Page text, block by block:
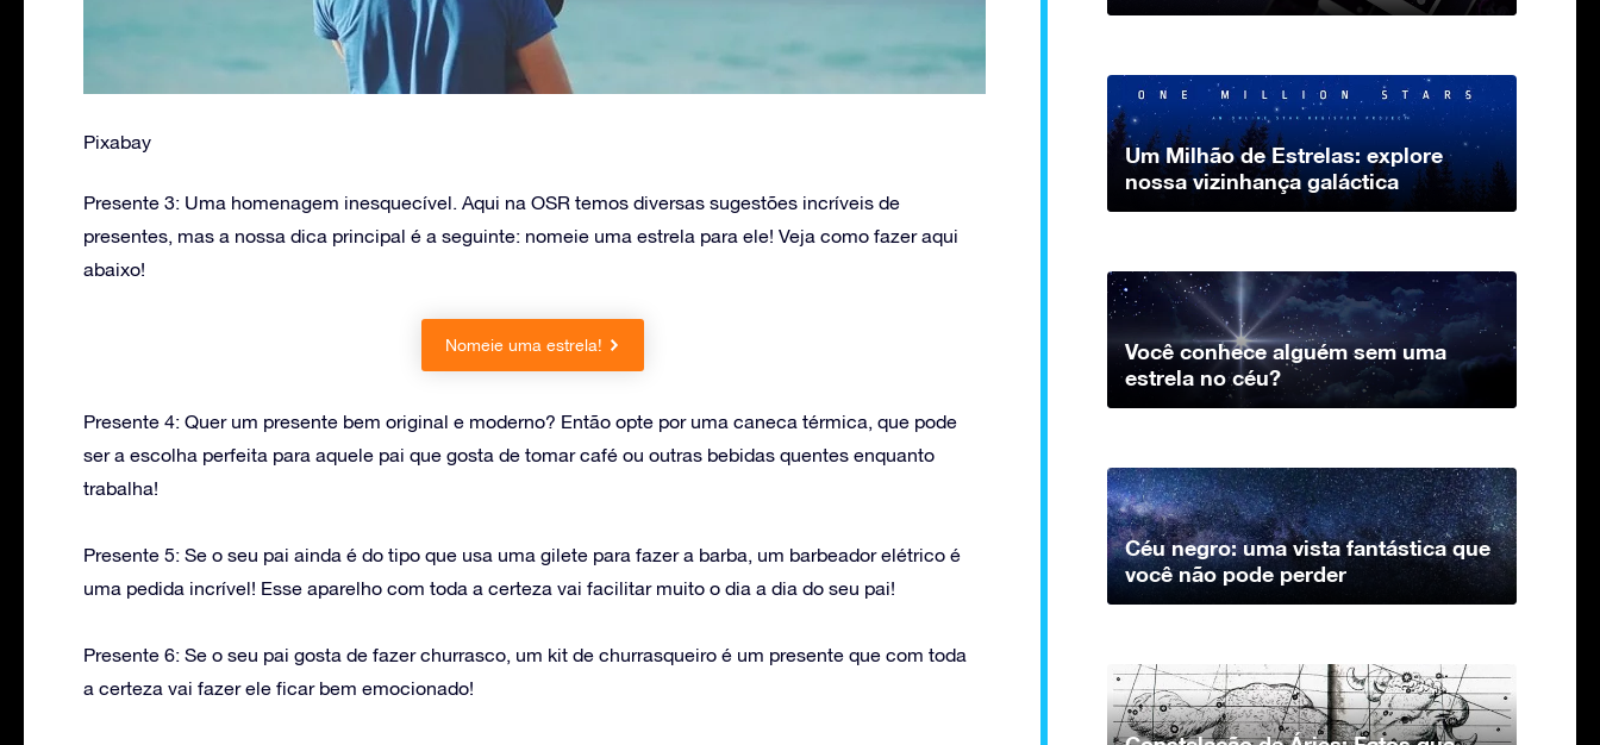
Pixabay
Presente 3: Uma homenagem inesquecível. Aqui na OSR temos diversas sugestões incríveis de
presentes, mas a nossa dica principal é a seguinte: nomeie uma estrela para ele! Veja como fazer aqui
abaixo!
Nomeie uma estrela!
Presente 4: Quer um presente bem original e moderno? Então opte por uma caneca térmica, que pode
ser a escolha perfeita para aquele pai que gosta de tomar café ou outras bebidas quentes enquanto
trabalha!
Presente 5: Se o seu pai ainda é do tipo que usa uma gilete para fazer a barba, um barbeador elétrico é
uma pedida incrível! Esse aparelho com toda a certeza vai facilitar muito o dia a dia do seu pai!
Presente 6: Se o seu pai gosta de fazer churrasco, um kit de churrasqueiro é um presente que com toda
a certeza vai fazer ele ficar bem emocionado!
Um Milhão de Estrelas: explore
nossa vizinhança galáctica
Você conhece alguém sem uma
estrela no céu?
Céu negro: uma vista fantástica que
você não pode perder